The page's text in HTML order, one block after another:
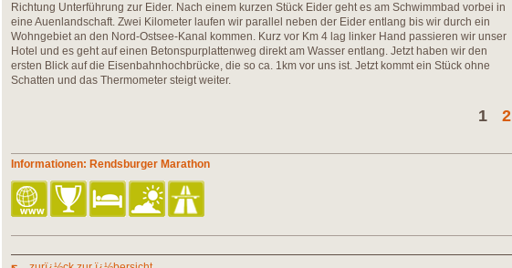
Richtung Unterführung zur Eider. Nach einem kurzen Stück Eider geht es am Schwimmbad vorbei in
eine Auenlandschaft. Zwei Kilometer laufen wir parallel neben der Eider entlang bis wir durch ein
Wohngebiet an den Nord-Ostsee-Kanal kommen. Kurz vor Km 4 lag linker Hand passieren wir unser
Hotel und es geht auf einen Betonspurplattenweg direkt am Wasser entlang. Jetzt haben wir den
ersten Blick auf die Eisenbahnhochbrücke, die so ca. 1km vor uns ist. Jetzt kommt ein Stück ohne
Schatten und das Thermometer steigt weiter.
1 2
Informationen: Rendsburger Marathon